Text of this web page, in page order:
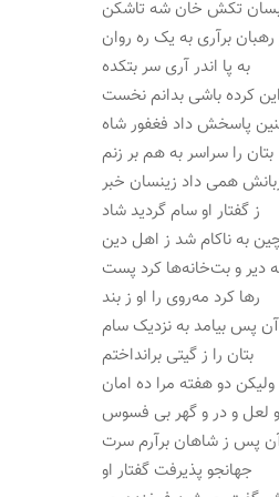
تکش خان شه تاشکن
رهبان برآری به یک ره روان
به پا اندر آری سر بتکده
کرده باشی بدانم نخست
پاسخش داد فغفور شاه
بتان را سراسر به هم بر زنم
همی داد زینسان خبر
ز گفتار او سام گردید شاد
به ناکام شد ز اهل دین
دیر و بت‌خانه‌ها کرد پست
رها کرد مه‌روی را او ز بند
پس بیامد به نزدیک سام
بتان را ز گیتی برانداختم
ولیکن دو هفته مرا ده امان
لعل و در و گهر بی فسوس
پس ز شاهان برآرم سرت
جهانجو پذیرفت گفتار او